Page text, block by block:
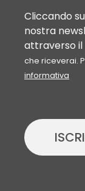
Cliccando
nostra
attraverso il
che riceverai.
informativa